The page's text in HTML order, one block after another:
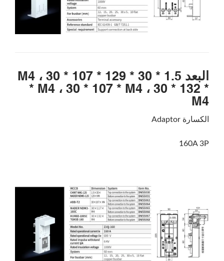
البعد 1.5 * 30 * 129 * M4 ، 30 * 107
* M4 ، 30 * 107 * M4 ، 30 * 132 *
M4
الكسارة Adaptor
160A 3P